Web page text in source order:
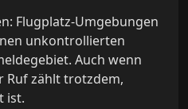
Flugplatz-Umgebungen
unkontrollierten
Auch wenn
Ruf zählt trotzdem,
ist.